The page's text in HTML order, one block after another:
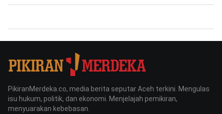
PikiranMerdeka.co, media berita seputar Aceh terkini. Mengulas
isu hukum, politik, dan ekonomi. Menjelajah pemikiran,
menyuarakan kebebasan.